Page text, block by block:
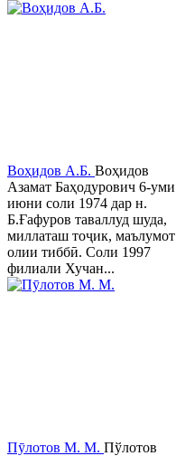
Воҳидов А.Б. Воҳидов
Азамат Баҳодурович 6-уми
июни соли 1974 дар н.
Б.Ғафуров таваллуд шуда,
миллаташ тоҷик, маълумот
олии тиббӣ. Соли 1997
филиали Хучан...
Пӯлотов М. М. Пўлотов